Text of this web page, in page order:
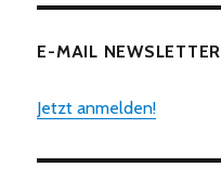
E-MAIL NEWSLETTER
Jetzt anmelden!